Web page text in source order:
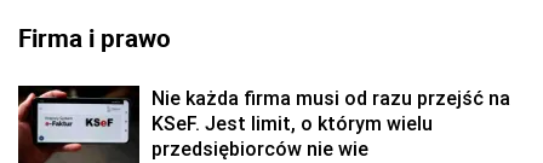
Firma i prawo
Nie każda firma musi od razu przejść na
KSeF. Jest limit, o którym wielu
przedsiębiorców nie wie